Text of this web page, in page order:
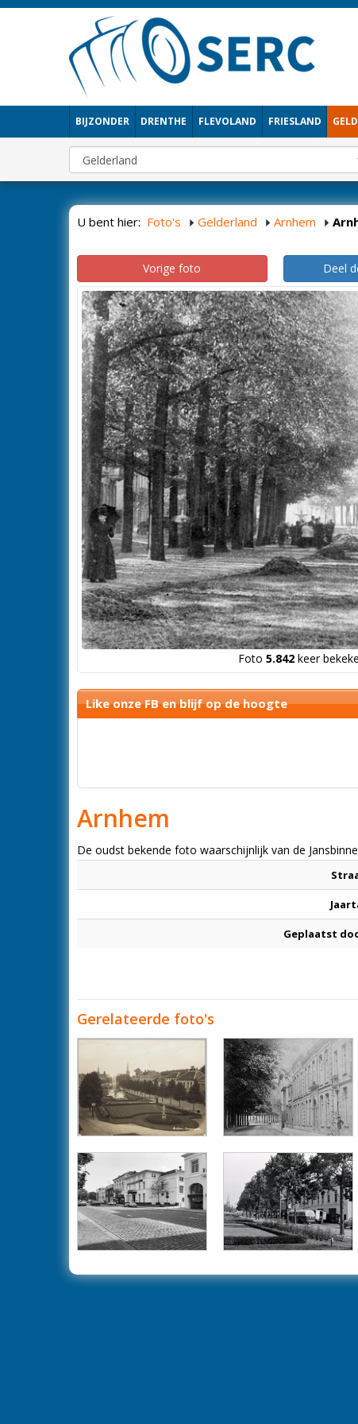
BIJZONDER DRENTHE FLEVOLAND FRIESLAND
U bent hier: Foto's Gelderland Arnhem
Vorige foto Deel
Foto 5.842keer
Like onze FB en blijf op de hoogte
Arnhem
De oudst bekende foto waarschijnlijk van de
Geplaatst
Gerelateerde foto's